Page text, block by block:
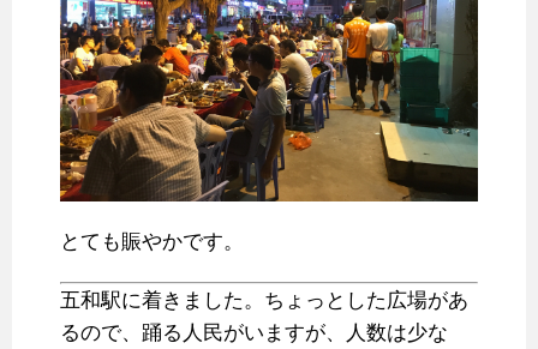
とても賑やかです。
五和駅に着きました。ちょっとした広場があ
るので、踊る人民がいますが、人数は少な